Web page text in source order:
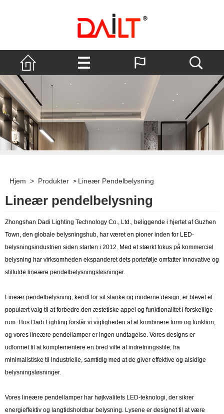
Hjem > Produkter > Lineær Pendelbelysning
Lineær pendelbelysning
Zhongshan Dadi Lighting Technology Co., Ltd., beliggende i hjertet af Guzhen
Town, den globale belysningshub, har været en pioner inden for LED-
belysningsindustrien siden starten i 2012. Med et stærkt fokus på kommerciel
belysning har virksomheden ekspanderet dets portefølje omfatter innovative og
stilfulde lineære pendelbelysningsløsninger.
Lineær pendelbelysning, kendt for sit slanke og moderne design, er blevet et
populært valg til at forbedre den æstetiske appel og funktionalitet i forskellige
rum. Hos Dadi Lighting forstår vi vigtigheden af ​​at kombinere form og funktion,
og vores lineære pendellamper er ingen undtagelse. Vores designs er
udformet til at komplementere en bred vifte af indretningsstile, fra
minimalistiske til industrielle, samtidig med at de giver effektive og alsidige
belysningsløsninger.
Vores lineære pendellamper har højkvalitets LED-teknologi, der sikrer
energieffektiv og langtidsholdbar belysning. Lysene er designet til at være